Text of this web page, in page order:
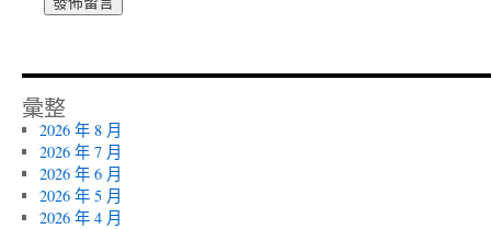
彙整
2026 年 8 月
2026 年 7 月
2026 年 6 月
2026 年 5 月
2026 年 4 月